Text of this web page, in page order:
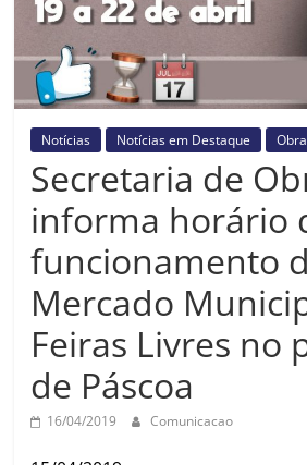
Guaratinguetá
Notícias Notícias em Destaque
Secretaria de
informa horário
funcionamento
Mercado
Feiras Livres no
de Páscoa
16/04/2019 Comunicacao